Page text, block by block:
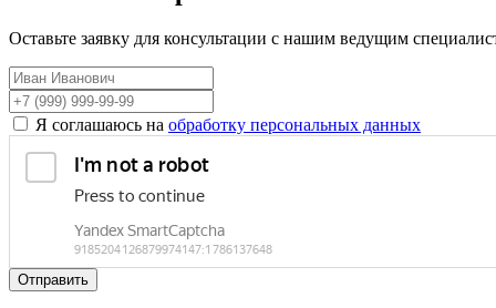
Оставьте заявку для консультации с нашим ведущим
Я соглашаюсь на обработку персональных данных
Отправить